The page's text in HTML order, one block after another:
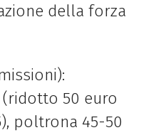
della forza
50 euro
poltrona 45-50